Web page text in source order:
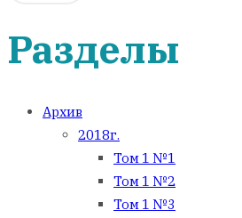
Разделы
Архив
2018г.
Том 1 №1
Том 1 №2
Том 1 №3